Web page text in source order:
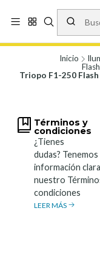
Vísita nuestro local en Los
19.00, Sábados 10:00 a
Inicio
Triopo F1-250
Términos y
condiciones
¿Tienes
dudas?
información
nuestro
condiciones
LEER MÁS